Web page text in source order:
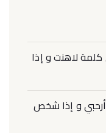
لاهنت و إذا
أرحبي و إذا شخص